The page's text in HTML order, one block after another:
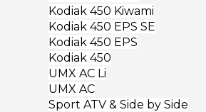
Kodiak 450 Kiwami
Kodiak 450 EPS SE
Kodiak 450 EPS
Kodiak 450
UMX AC Li
UMX AC
Sport ATV & Side by Side